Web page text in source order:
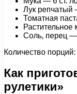
Лук репчатый
Томатная
Соль, перец —
Количество порций:
Как
рулетики»